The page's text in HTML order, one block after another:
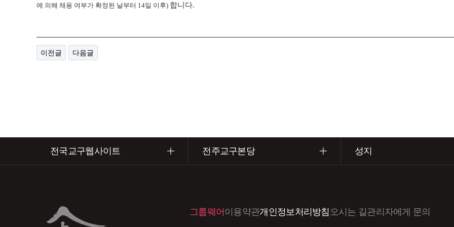
에 의해 채용 여부가 확정된 날부터 14일 이후) 합니다.
이전글 다음글
전국교구웹사이트 전주교구본당 성지
그룹웨어이용약관개인정보처리방침 오시는 길관리자에게 문의